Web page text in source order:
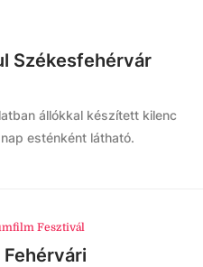
Székesfehérvár
állókkal készített kilenc
esténként látható.
Fesztivál